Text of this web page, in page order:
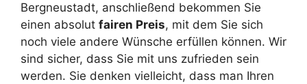
Bergneustadt, anschließend bekommen Sie
einen absolut fairen Preis, mit dem Sie sich
noch viele andere Wünsche erfüllen können. Wir
sind sicher, dass Sie mit uns zufrieden sein
werden. Sie denken vielleicht, dass man Ihren